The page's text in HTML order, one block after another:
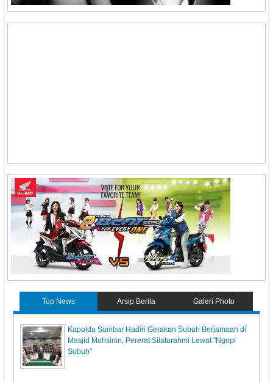
Top News Arsip Berita Galeri Photo
Kapolda Sumbar Hadiri Gerakan Subuh Berjamaah di
Masjid Muhsinin, Pererat Silaturahmi Lewat "Ngopi
Subuh"